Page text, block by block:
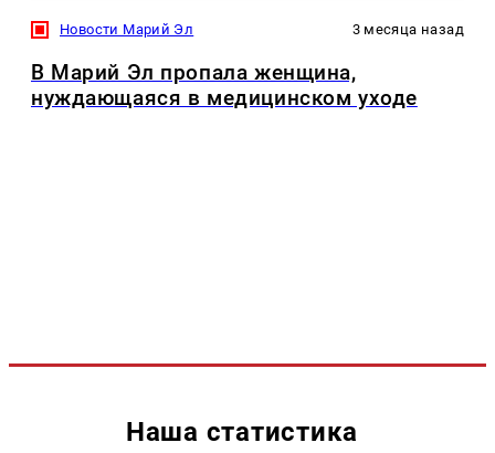
Новости Марий Эл 3 месяца назад
В Марий Эл пропала женщина,
нуждающаяся в медицинском уходе
Наша статистика